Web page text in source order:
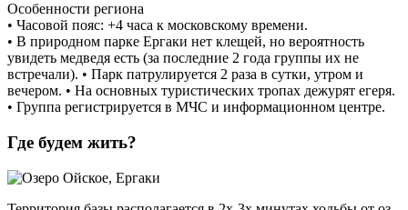
Особенности региона
• Часовой пояс: +4 часа к московскому времени.
• В природном парке Ергаки нет клещей, но вероятность
увидеть медведя есть (за последние 2 года группы их не
встречали). • Парк патрулируется 2 раза в сутки, утром и
вечером. • На основных туристических тропах дежурят егеря.
• Группа регистрируется в МЧС и информационном центре.
Где будем жить?